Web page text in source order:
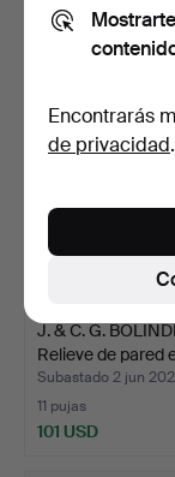
211 USD
J. & C. G.
Relieve de pared
Subastado 2 jun
11 pujas
101 USD
Encontrarás
de privacidad.